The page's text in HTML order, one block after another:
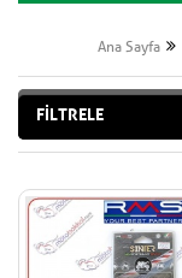
Ana Sayfa
FİLTRELE